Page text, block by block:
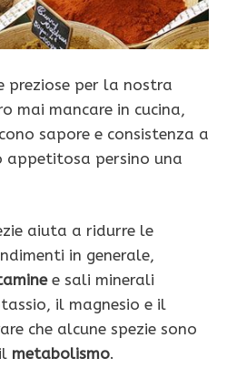
per la nostra
mai mancare in cucina,
sapore e consistenza a
persino una
aiuta a ridurre le
in generale,
e sali minerali
il magnesio e il
che alcune spezie sono
metabolismo.